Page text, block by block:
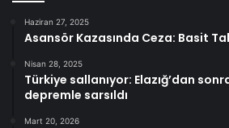
Haziran 27, 2025
Asansör Kazasında Ceza: Basit
Nisan 28, 2025
Türkiye sallanıyor: Elazığ’dan
depremle sarsıldı
Mart 20, 2026